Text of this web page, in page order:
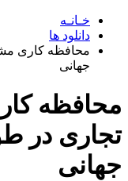
خـانـه
دانلود ها
محافظه کاری
جهانی
محافظه
تجاری در
جهانی